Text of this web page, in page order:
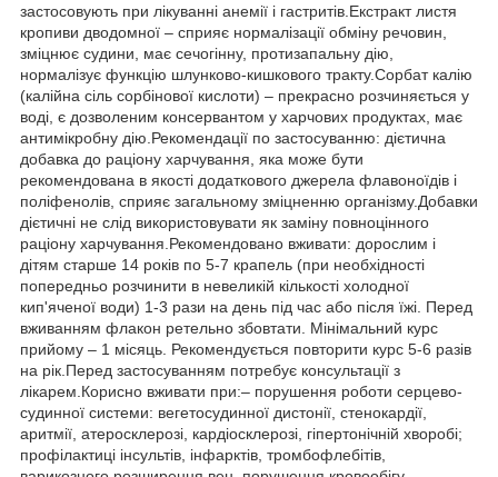
застосовують при лікуванні анемії і гастритів.Екстракт листя
кропиви дводомної – сприяє нормалізації обміну речовин,
зміцнює судини, має сечогінну, протизапальну дію,
нормалізує функцію шлунково-кишкового тракту.Сорбат калію
(калійна сіль сорбінової кислоти) – прекрасно розчиняється у
воді, є дозволеним консервантом у харчових продуктах, має
антимікробну дію.Рекомендації по застосуванню: дієтична
добавка до раціону харчування, яка може бути
рекомендована в якості додаткового джерела флавоноїдів і
поліфенолів, сприяє загальному зміцненню організму.Добавки
дієтичні не слід використовувати як заміну повноцінного
раціону харчування.Рекомендовано вживати: дорослим і
дітям старше 14 років по 5-7 крапель (при необхідності
попередньо розчинити в невеликій кількості холодної
кип'яченої води) 1-3 рази на день під час або після їжі. Перед
вживанням флакон ретельно збовтати. Мінімальний курс
прийому – 1 місяць. Рекомендується повторити курс 5-6 разів
на рік.Перед застосуванням потребує консультації з
лікарем.Корисно вживати при:– порушення роботи серцево-
судинної системи: вегетосудинної дистонії, стенокардії,
аритмії, атеросклерозі, кардіосклерозі, гіпертонічній хворобі;
профілактиці інсультів, інфарктів, тромбофлебітів,